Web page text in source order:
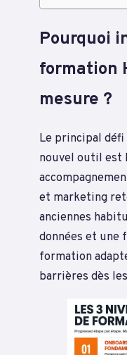
Pourquoi
formation
mesure ?
Le principal défi
nouvel outil est
et marketing
anciennes
données et une
formation
barrières dès